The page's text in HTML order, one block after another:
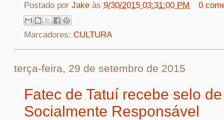
Postado por Jake às 9/30/2015 03:31:00 PM 0
Marcadores: CULTURA
terça-feira, 29 de setembro de 2015
Fatec de Tatuí recebe selo
Socialmente Responsável